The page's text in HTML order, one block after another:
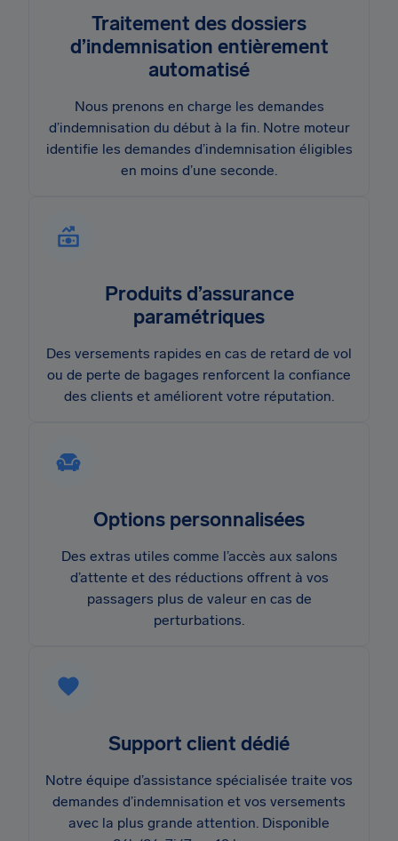
Traitement des dossiers
d’indemnisation entièrement
automatisé
Nous prenons en charge les demandes
d’indemnisation du début à la fin. Notre moteur
identifie les demandes d’indemnisation éligibles
en moins d’une seconde.
Produits d’assurance
paramétriques
Des versements rapides en cas de retard de vol
ou de perte de bagages renforcent la confiance
des clients et améliorent votre réputation.
Options personnalisées
Des extras utiles comme l’accès aux salons
d’attente et des réductions offrent à vos
passagers plus de valeur en cas de
perturbations.
Support client dédié
Notre équipe d’assistance spécialisée traite vos
demandes d’indemnisation et vos versements
avec la plus grande attention. Disponible